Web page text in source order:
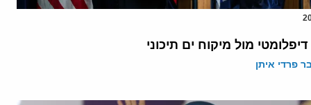
מול מיקוח ים תיכוני
פרדי איתן